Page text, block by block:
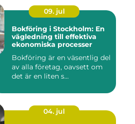
09. jul
Bokföring i Stockholm: En
vägledning till effektiva
ekonomiska processer
Bokföring är en väsentlig del
av alla företag, oavsett om
det är en liten s...
04. jul